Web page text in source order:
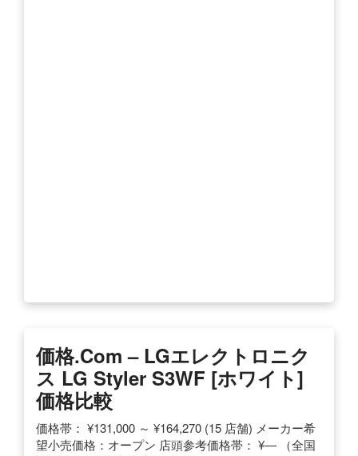
価格.com – LGエレクトロニク
ス LG Styler S3WF [ホワイト]
価格比較
価格帯： ¥131,000 ～ ¥164,270 (15 店舗) メーカー希
望小売価格：オープン 店頭参考価格帯： ¥― （全国